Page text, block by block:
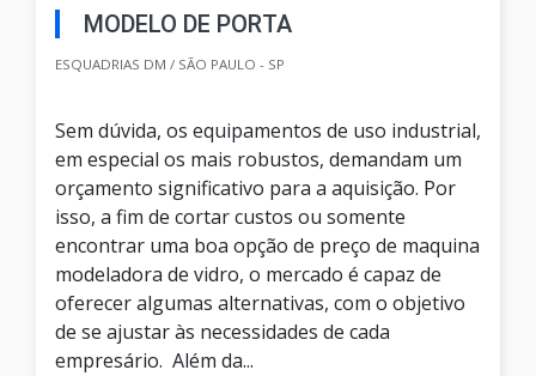
MODELO DE PORTA
ESQUADRIAS DM / SÃO PAULO - SP
Sem dúvida, os equipamentos de uso industrial,
em especial os mais robustos, demandam um
orçamento significativo para a aquisição. Por
isso, a fim de cortar custos ou somente
encontrar uma boa opção de preço de maquina
modeladora de vidro, o mercado é capaz de
oferecer algumas alternativas, com o objetivo
de se ajustar às necessidades de cada
empresário. Além da...